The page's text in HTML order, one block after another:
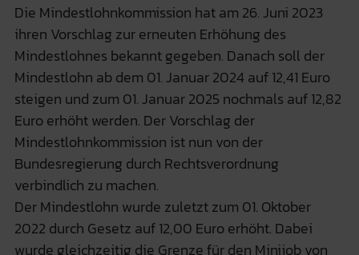
Die Mindestlohnkommission hat am 26. Juni 2023
ihren Vorschlag zur erneuten Erhöhung des
Mindestlohnes bekannt gegeben. Danach soll der
Mindestlohn ab dem 01. Januar 2024 auf 12,41 Euro
steigen und zum 01. Januar 2025 nochmals auf 12,82
Euro erhöht werden. Der Vorschlag der
Mindestlohnkommission ist nun von der
Bundesregierung durch Rechtsverordnung
verbindlich zu machen.
Der Mindestlohn wurde zuletzt zum 01. Oktober
2022 durch Gesetz auf 12,00 Euro erhöht. Dabei
wurde gleichzeitig die Grenze für den Minijob von